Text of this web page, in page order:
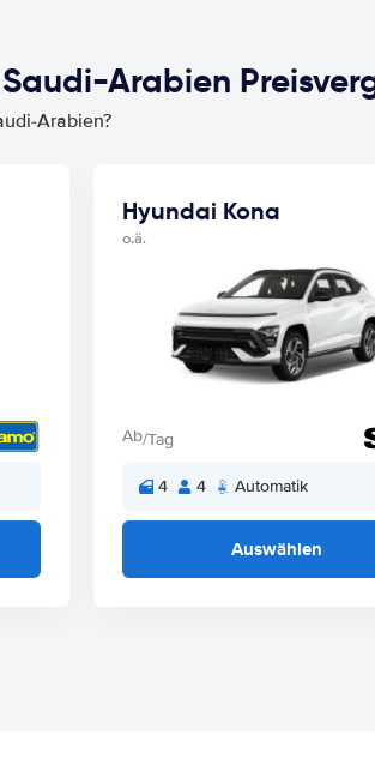
Arabien
Arabien?
Hyundai Kona
o.ä.
Ab/Tag
4 4 Automatik
Auswählen